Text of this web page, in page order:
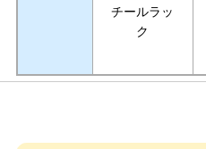
チールラッ
ク